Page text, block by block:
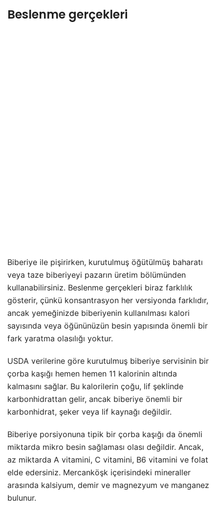
Beslenme gerçekleri
Biberiye ile pişirirken, kurutulmuş öğütülmüş baharatı
veya taze biberiyeyi pazarın üretim bölümünden
kullanabilirsiniz. Beslenme gerçekleri biraz farklılık
gösterir, çünkü konsantrasyon her versiyonda farklıdır,
ancak yemeğinizde biberiyenin kullanılması kalori
sayısında veya öğününüzün besin yapısında önemli bir
fark yaratma olasılığı yoktur.
USDA verilerine göre kurutulmuş biberiye servisinin bir
çorba kaşığı hemen hemen 11 kalorinin altında
kalmasını sağlar. Bu kalorilerin çoğu, lif şeklinde
karbonhidrattan gelir, ancak biberiye önemli bir
karbonhidrat, şeker veya lif kaynağı değildir.
Biberiye porsiyonuna tipik bir çorba kaşığı da önemli
miktarda mikro besin sağlaması olası değildir. Ancak,
az miktarda A vitamini, C vitamini, B6 vitamini ve folat
elde edersiniz. Mercanköşk içerisindeki mineraller
arasında kalsiyum, demir ve magnezyum ve manganez
bulunur.